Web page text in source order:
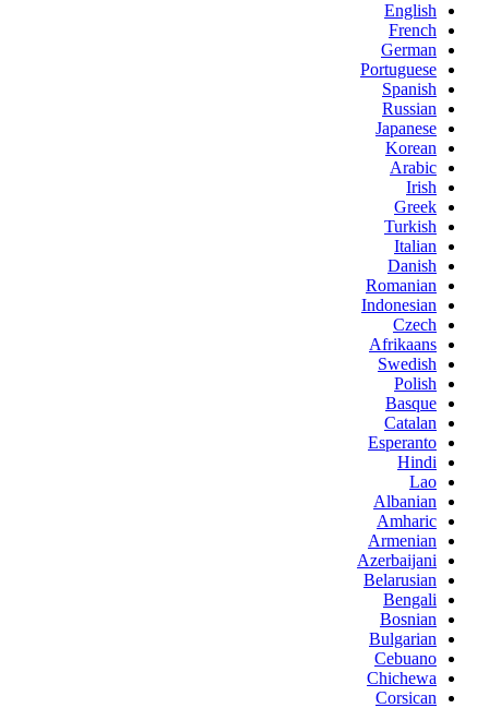
English
French
German
Portuguese
Spanish
Russian
Japanese
Korean
Arabic
Irish
Greek
Turkish
Italian
Danish
Romanian
Indonesian
Czech
Afrikaans
Swedish
Polish
Basque
Catalan
Esperanto
Hindi
Lao
Albanian
Amharic
Armenian
Azerbaijani
Belarusian
Bengali
Bosnian
Bulgarian
Cebuano
Chichewa
Corsican